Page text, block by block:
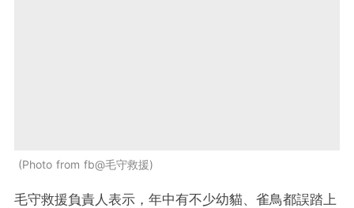
Photo from fb@毛守救援
毛守救援負責人表示，年中有不少幼貓、雀鳥都誤踏上